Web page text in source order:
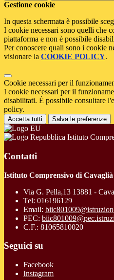
Gestione cookie
In questa schermata è possibile
I cookie necessari sono quelli che
piattaforma e non è possibile
Per conoscere quali sono i cookie
visionare la COOKIE POLICY.
Cookie necessari per il
I cookie necessari per il
disabilitati. È possibile consultare
policy.
Accetta tutti Salva le preferenze
Istituto
Contatti
Istituto Comprensivo di
Via G. Pella,13 13881 -
Tel: 016196129
Email:
PEC:
C.F.: 81065810020
Seguici su
Facebook
Instagram